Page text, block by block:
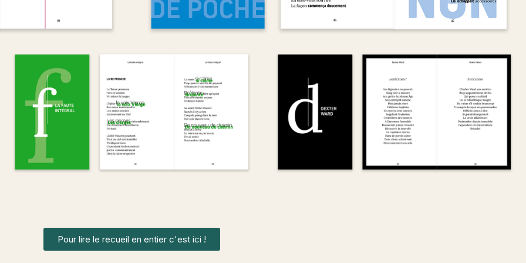
Pour lire le recueil en entier c'est ici !